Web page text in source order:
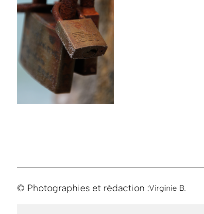
© Photographies et rédaction :Virginie B.